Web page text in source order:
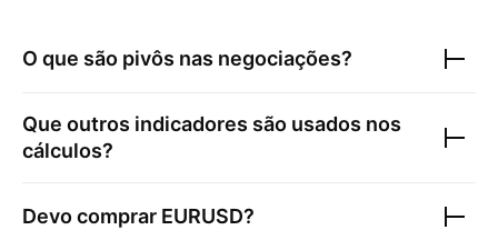
O que são pivôs nas negociações?
Que outros indicadores são usados nos
cálculos?
Devo comprar EURUSD?